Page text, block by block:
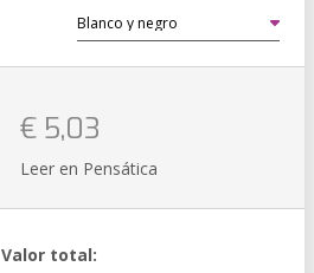
€ 5,03
Leer en Pensática
Valor total: